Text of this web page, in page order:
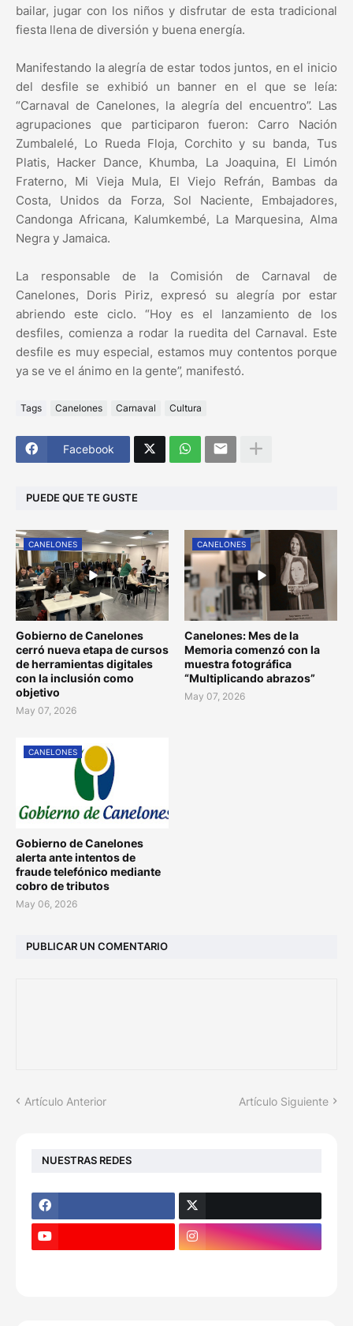
bailar, jugar con los niños y disfrutar de esta tradicional
fiesta llena de diversión y buena energía.
Manifestando la alegría de estar todos juntos, en el inicio
del desfile se exhibió un banner en el que se leía:
“Carnaval de Canelones, la alegría del encuentro”. Las
agrupaciones que participaron fueron: Carro Nación
Zumbalelé, Lo Rueda Floja, Corchito y su banda, Tus
Platis, Hacker Dance, Khumba, La Joaquina, El Limón
Fraterno, Mi Vieja Mula, El Viejo Refrán, Bambas da
Costa, Unidos da Forza, Sol Naciente, Embajadores,
Candonga Africana, Kalumkembé, La Marquesina, Alma
Negra y Jamaica.
La responsable de la Comisión de Carnaval de
Canelones, Doris Piriz, expresó su alegría por estar
abriendo este ciclo. “Hoy es el lanzamiento de los
desfiles, comienza a rodar la ruedita del Carnaval. Este
desfile es muy especial, estamos muy contentos porque
ya se ve el ánimo en la gente”, manifestó.
Tags Canelones Carnaval Cultura
Facebook
PUEDE QUE TE GUSTE
CANELONES
Gobierno de Canelones
cerró nueva etapa de cursos
de herramientas digitales
con la inclusión como
objetivo
May 07, 2026
CANELONES
Canelones: Mes de la
Memoria comenzó con la
muestra fotográfica
“Multiplicando abrazos”
May 07, 2026
CANELONES
Gobierno de Canelones
alerta ante intentos de
fraude telefónico mediante
cobro de tributos
May 06, 2026
PUBLICAR UN COMENTARIO
Artículo Anterior Artículo Siguiente
NUESTRAS REDES